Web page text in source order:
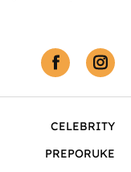
CELEBRITY
PREPORUKE